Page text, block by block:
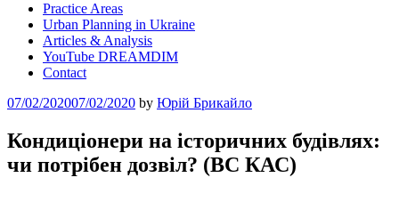
Practice Areas
Urban Planning in Ukraine
Articles & Analysis
YouTube DREAMDIM
Contact
Posted
07/02/202007/02/2020 by Юрій Брикайло
Кондиціонери на історичних будівлях:
чи потрібен дозвіл? (ВС КАС)